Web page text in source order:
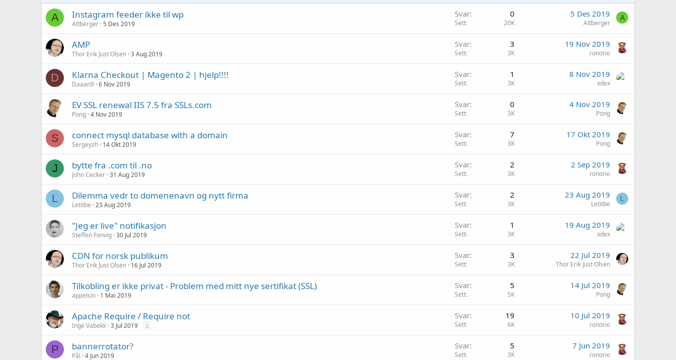
A Instagram feeder ikke til wp
Altberger 5 Des 2019
Svar 0
Sett 20K
5 Des 2019
Altberger
A
AMP
Thor Erik Just Olsen 3 Aug 2019
Svar 3
Sett 3K
19 Nov 2019
ronorio
D Klarna Checkout | Magento 2 | hjelp!!!!
Daaan9 6 Nov 2019
Svar 1
Sett 3K
8 Nov 2019
xdex
EV SSL renewal IIS 7.5 fra SSLs.com
Pong 4 Nov 2019
Svar 0
Sett 3K
4 Nov 2019
Pong
S connect mysql database with a domain
Sergeyzh 14 Okt 2019
Svar 7
Sett 3K
17 Okt 2019
Pong
J bytte fra .com til .no
John Cecker 31 Aug 2019
Svar 2
Sett 3K
2 Sep 2019
ronorio
L Dilemma vedr to domenenavn og nytt firma
Letitbe 23 Aug 2019
Svar 2
Sett 3K
23 Aug 2019
Letitbe
L
"Jeg er live" notifikasjon
Steffen Fonvig 30 Jul 2019
Svar 1
Sett 3K
19 Aug 2019
xdex
CDN for norsk publikum
Thor Erik Just Olsen 16 Jul 2019
Svar 3
Sett 3K
22 Jul 2019
Thor Erik Just Olsen
Tilkobling er ikke privat - Problem med mitt nye sertifikat (SSL)
appelsin 1 Mai 2019
Svar 5
Sett 5K
14 Jul 2019
Pong
Apache Require / Require not
Inge Vabekk 3 Jul 2019 2
Svar 19
Sett 6K
10 Jul 2019
ronorio
P bannerrotator?
Pål 4 Jun 2019
Svar 5
Sett 3K
7 Jun 2019
ronorio